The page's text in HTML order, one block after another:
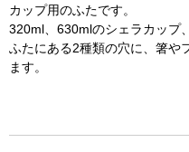
カップ用のふたです。
320ml、630mlのシェラカップ
ふたにある2種類の穴に、箸や
ます。